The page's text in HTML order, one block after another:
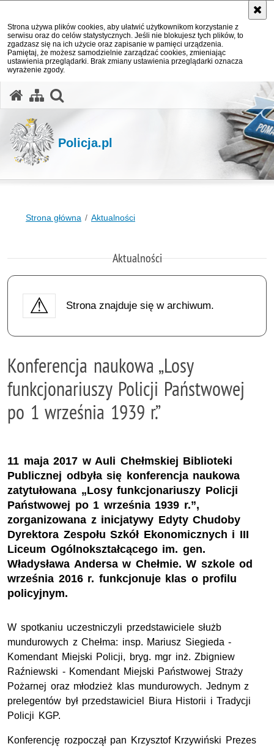
Strona używa plików cookies, aby ułatwić użytkownikom korzystanie z
serwisu oraz do celów statystycznych. Jeśli nie blokujesz tych plików, to
zgadzasz się na ich użycie oraz zapisanie w pamięci urządzenia.
Pamiętaj, że możesz samodzielnie zarządzać cookies, zmieniając
ustawienia przeglądarki. Brak zmiany ustawienia przeglądarki oznacza
wyrażenie zgody.
Policja.pl
Strona główna Aktualności
Aktualności
Strona znajduje się w archiwum.
Konferencja naukowa „Losy
funkcjonariuszy Policji Państwowej
po 1 września 1939 r.”
11 maja 2017 w Auli Chełmskiej Biblioteki
Publicznej odbyła się konferencja naukowa
zatytułowana „Losy funkcjonariuszy Policji
Państwowej po 1 września 1939 r.”,
zorganizowana z inicjatywy Edyty Chudoby
Dyrektora Zespołu Szkół Ekonomicznych i III
Liceum Ogólnokształcącego im. gen.
Władysława Andersa w Chełmie. W szkole od
września 2016 r. funkcjonuje klas o profilu
policyjnym.
W spotkaniu uczestniczyli przedstawiciele służb
mundurowych z Chełma: insp. Mariusz Siegieda -
Komendant Miejski Policji, bryg. mgr inż. Zbigniew
Raźniewski - Komendant Miejski Państwowej Straży
Pożarnej oraz młodzież klas mundurowych. Jednym z
prelegentów był przedstawiciel Biura Historii i Tradycji
Policji KGP.
Konferencję rozpoczął pan Krzysztof Krzywiński Prezes